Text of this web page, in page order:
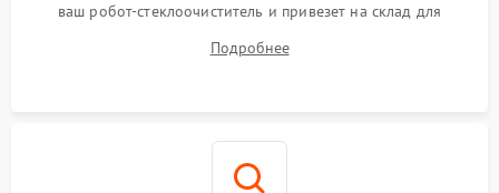
ваш робот-стеклоочиститель и привезет на склад для
Подробнее